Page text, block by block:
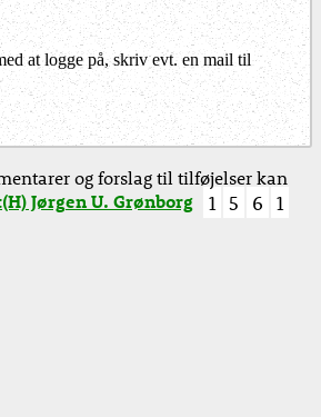
at logge på, skriv evt. en mail til
og forslag til tilføjelser kan
Jørgen U. Grønborg 1 5 6 1